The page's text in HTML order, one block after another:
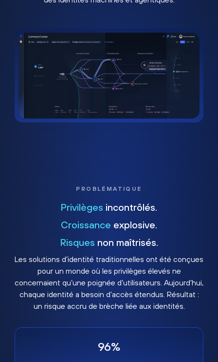
PROBLÉMATIQUE
Privilèges incontrôlés.
Croissance explosive.
Risques non maîtrisés.
Les solutions d’identité traditionnelles ont été conçues
pour un monde où les privilèges élevés ne
concernaient qu’une poignée d’utilisateurs. Aujourd’hui,
chaque identité a besoin d’accès étendus. Résultat :
un risque accru de brèche liée aux identités.
96%